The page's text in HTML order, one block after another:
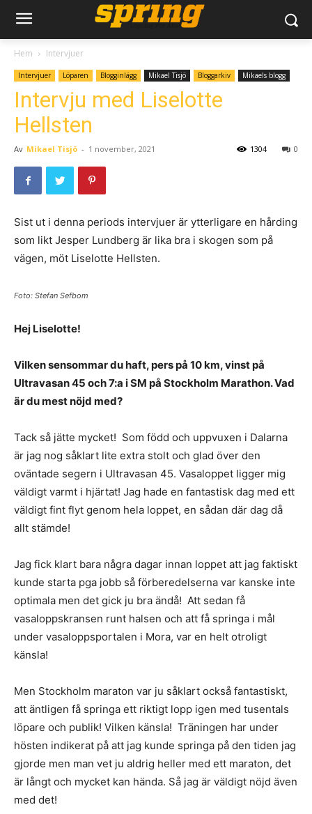
Hem Intervjuer
Intervjuer Löparen Blogginlägg Mikael Tisjö Bloggarkiv Mikaels blogg
Intervju med Liselotte
Hellsten
Av Mikael Tisjö - 1 november, 2021 0
1304
Sist ut i denna periods intervjuer är ytterligare en hårding
som likt Jesper Lundberg är lika bra i skogen som på
vägen, möt Liselotte Hellsten.
Foto: Stefan Sefbom
Hej Liselotte!
Vilken sensommar du haft, pers på 10 km, vinst på
Ultravasan 45 och 7:a i SM på Stockholm Marathon. Vad
är du mest nöjd med?
Tack så jätte mycket! Som född och uppvuxen i Dalarna
är jag nog såklart lite extra stolt och glad över den
oväntade segern i Ultravasan 45. Vasaloppet ligger mig
väldigt varmt i hjärtat! Jag hade en fantastisk dag med ett
väldigt fint flyt genom hela loppet, en sådan där dag då
allt stämde!
Jag fick klart bara några dagar innan loppet att jag faktiskt
kunde starta pga jobb så förberedelserna var kanske inte
optimala men det gick ju bra ändå! Att sedan få
vasaloppskransen runt halsen och att få springa i mål
under vasaloppsportalen i Mora, var en helt otroligt
känsla!
Men Stockholm maraton var ju såklart också fantastiskt,
att äntligen få springa ett riktigt lopp igen med tusentals
löpare och publik! Vilken känsla! Träningen har under
hösten indikerat på att jag kunde springa på den tiden jag
gjorde men man vet ju aldrig heller med ett maraton, det
är långt och mycket kan hända. Så jag är väldigt nöjd även
med det!